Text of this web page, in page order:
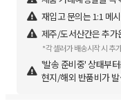
재입고 문의는 1:1 메
제주/도서산간은 추가
*각 셀러가 배송시작 시 추
'발송 준비중' 상태부
현지/해외 반품비가